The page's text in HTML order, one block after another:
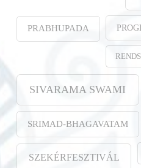
PRABHUPADA
SIVARAMA SWAMI
SRIMAD-BHAGAVATAM
SZEKÉRFESZTIVÁL